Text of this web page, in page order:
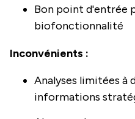
Bon point d'entrée
biofonctionnalité
Inconvénients :
Analyses limitées à
informations